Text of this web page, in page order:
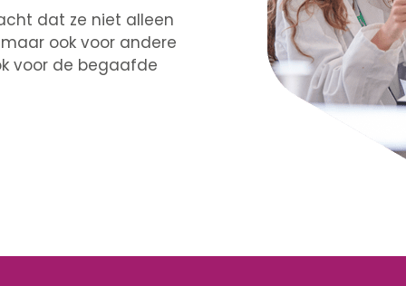
dat ze niet alleen
ook voor andere
voor de begaafde